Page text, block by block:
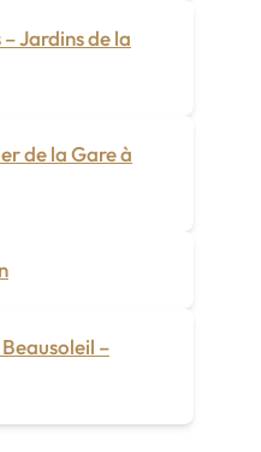
Jardins de la
de la Gare à
–